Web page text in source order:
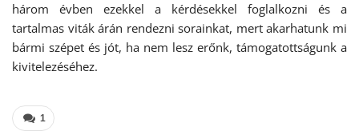
három évben ezekkel a kérdésekkel foglalkozni és a
tartalmas viták árán rendezni sorainkat, mert akarhatunk mi
bármi szépet és jót, ha nem lesz erőnk, támogatottságunk a
kivitelezéséhez.
1